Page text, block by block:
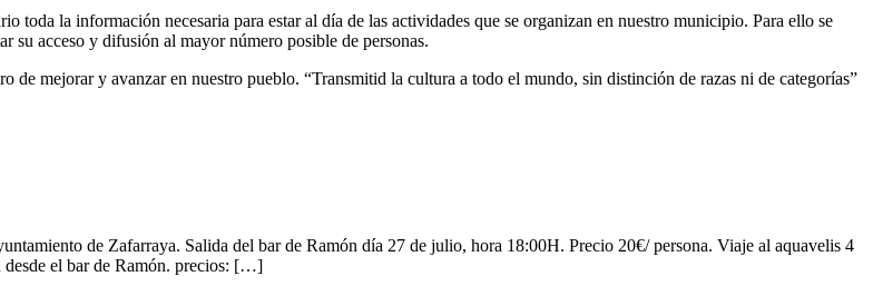
toda la información necesaria para estar al día de las actividades que se organizan en nuestro municipio. Para ello se
su acceso y difusión al mayor número posible de personas.
de mejorar y avanzar en nuestro pueblo. “Transmitid la cultura a todo el mundo, sin distinción de razas ni de categorías”
de Zafarraya. Salida del bar de Ramón día 27 de julio, hora 18:00H. Precio 20€/ persona. Viaje al aquavelis 4
desde el bar de Ramón. precios: […]